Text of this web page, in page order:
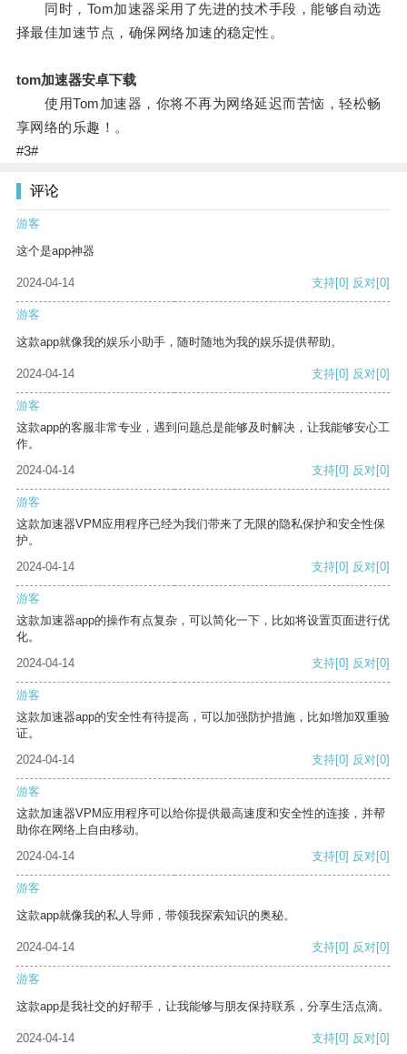
同时，Tom加速器采用了先进的技术手段，能够自动选
择最佳加速节点，确保网络加速的稳定性。
tom加速器安卓下载
使用Tom加速器，你将不再为网络延迟而苦恼，轻松畅
享网络的乐趣！。
#3#
评论
游客
这个是app神器
2024-04-14 支持[0] 反对[0]
游客
这款app就像我的娱乐小助手，随时随地为我的娱乐提供帮助。
2024-04-14 支持[0] 反对[0]
游客
这款app的客服非常专业，遇到问题总是能够及时解决，让我能够安心工
作。
2024-04-14
支持[0] 反对[0]
游客
这款加速器VPM应用程序已经为我们带来了无限的隐私保护和安全性保
护。
2024-04-14
支持[0] 反对[0]
游客
这款加速器app的操作有点复杂，可以简化一下，比如将设置页面进行优
化。
2024-04-14
支持[0] 反对[0]
游客
这款加速器app的安全性有待提高，可以加强防护措施，比如增加双重验
证。
2024-04-14
支持[0] 反对[0]
游客
这款加速器VPM应用程序可以给你提供最高速度和安全性的连接，并帮
助你在网络上自由移动。
2024-04-14
支持[0] 反对[0]
游客
这款app就像我的私人导师，带领我探索知识的奥秘。
2024-04-14 支持[0] 反对[0]
游客
这款app是我社交的好帮手，让我能够与朋友保持联系，分享生活点滴。
2024-04-14 支持[0] 反对[0]